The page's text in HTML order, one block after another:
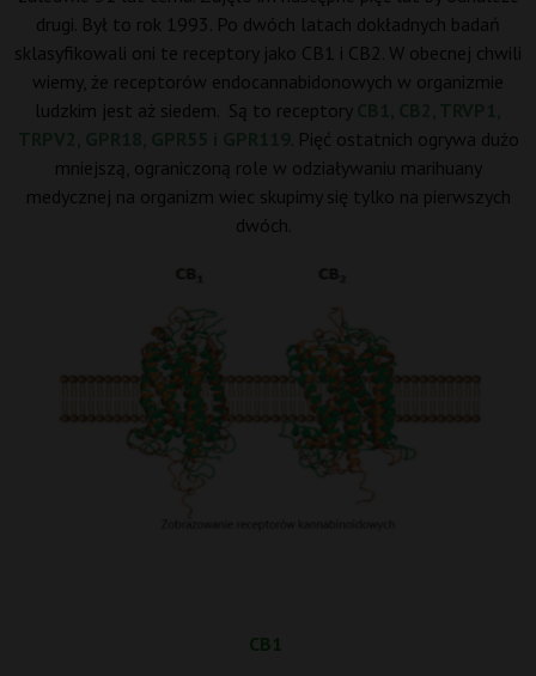
drugi. Był to rok 1993. Po dwóch latach dokładnych badań
sklasyfikowali oni te receptory jako CB1 i CB2. W obecnej chwili
wiemy, że receptorów endocannabidonowych w organizmie
ludzkim jest aż siedem. Są to receptory
. Pięć ostatnich ogrywa dużo
mniejszą, ograniczoną role w odziaływaniu marihuany
medycznej na organizm wiec skupimy się tylko na pierwszych
dwóch.
CB1